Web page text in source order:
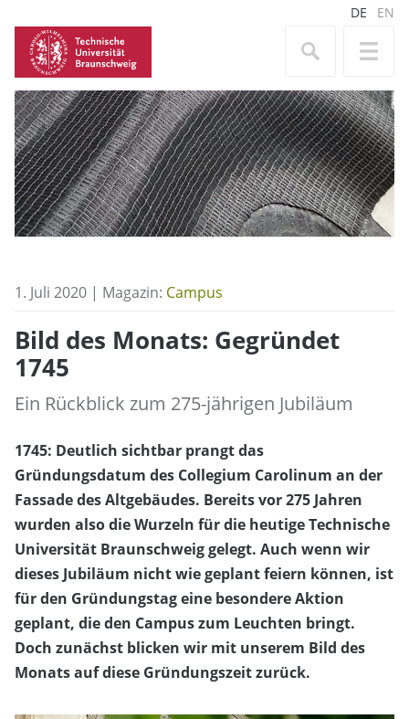
DE EN
1. Juli 2020 | Magazin: Campus
Bild des Monats: Gegründet
1745
Ein Rückblick zum 275-jährigen Jubiläum
1745: Deutlich sichtbar prangt das
Gründungsdatum des Collegium Carolinum an der
Fassade des Altgebäudes. Bereits vor 275 Jahren
wurden also die Wurzeln für die heutige Technische
Universität Braunschweig gelegt. Auch wenn wir
dieses Jubiläum nicht wie geplant feiern können, ist
für den Gründungstag eine besondere Aktion
geplant, die den Campus zum Leuchten bringt.
Doch zunächst blicken wir mit unserem Bild des
Monats auf diese Gründungszeit zurück.